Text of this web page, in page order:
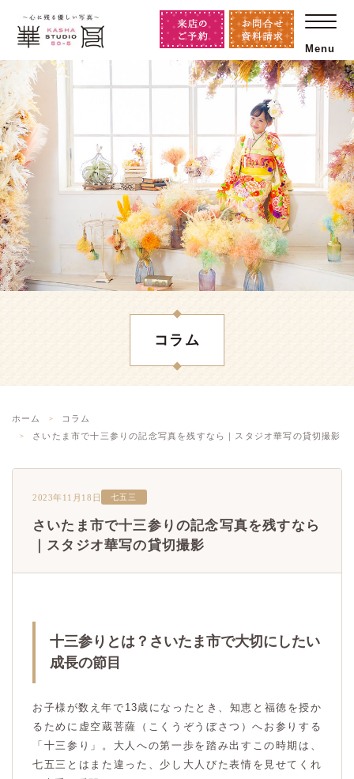
Menu
コラム
ホーム
コラム
さいたま市で十三参りの記念写真を残すなら｜スタジオ華写の貸切撮影
2023年11月18日 七五三
さいたま市で十三参りの記念写真を残すなら
｜スタジオ華写の貸切撮影
十三参りとは？さいたま市で大切にしたい
成長の節目
お子様が数え年で13歳になったとき、知恵と福徳を授か
るために虚空蔵菩薩（こくうぞうぼさつ）へお参りする
「十三参り」。大人への第一歩を踏み出すこの時期は、
七五三とはまた違った、少し大人びた表情を見せてくれ